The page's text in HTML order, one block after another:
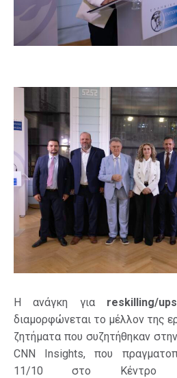
Η ανάγκη για reskilling/
διαμορφώνεται το μέλλον της
ζητήματα που συζητήθηκαν
CNN Insights, που
11/10 στο Κέντρο